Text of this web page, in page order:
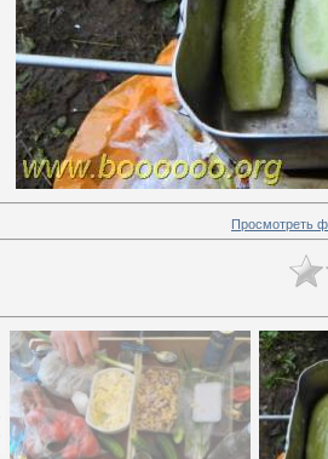
Просмотреть